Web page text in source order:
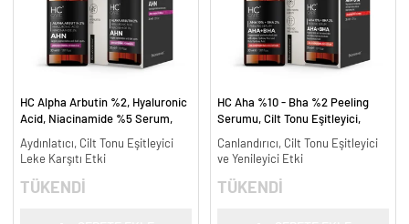
HC Alpha Arbutin %2, Hyaluronic
Acid, Niacinamide %5 Serum,
ml.
Aydınlatıcı, Cilt Tonu Eşitleyici
Leke Karşıtı Etki
TÜKENDİ
HC Aha %10 - Bha %2 Peeling
Serumu, Cilt Tonu Eşitleyici,
Canlandırıcı, Cilt Tonu Eşitleyici
ve Yenileyici Etki
TÜKENDİ